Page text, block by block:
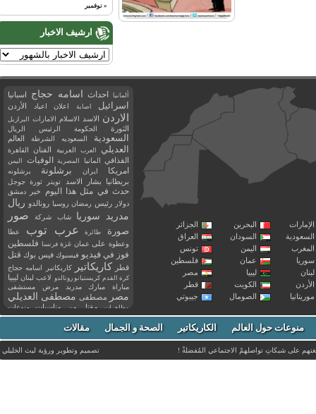
« نوفمبر
ارشيف الاخبار
البحرين
الجزائر
السودان
العراق
اليمن
تونس
عمان
فلسطين
ليبيا
مصر
الكويت
قطر
الصومال جيبوتي
ألمانيا احداث اسامه حجاج اسبانيا
اسرائيل اصابة اعلان اعياد الأردن
الاردن الاسد الاسلام الامارات البرازيل
الثورة الحكومة الرئيس الريال
السعودية السعوديه الشرطة العالم
العديلي العرب العربية الفنان القاهرة
القذافي المانيا المصرية الوفيات اليمن
امريكا ايران برشلونة برشلونه
بريطانيا بشار الاسد تويتر ثورة جوجل
حدث في مثل هذا اليوم خبر دمشق
دولار رئيس رمضان روسيا رونالدو ريال
مدريد
سوريا شاب شركة صور
صورة طائرة عرب توب
عطا
وعطوة على عمان غزة فرنسا فلسطين
فوز في فيديو فيسبوك فيس بوك قتل
قطر كاريكاتير كاريكاتير اسامه حجاج
كرة القدم كريستيانو رونالدو لاعب لبنان ليبيا
مباراة مبارك مدريد مرض مستشفى
مصر مصطفى مصطفى العديلي
مظاهرات مقتل من مناسبات
منوعات
مواليد
موت ميسي ميلان نادي نشر
وفاة وفيات يوتيوب منوعات حول العالم الكاريكاتير الصحة و الجمال مقالات
على شبكاتِ تواصلهمْ الاجتماعي المُفضلةْ ! تصميم وتطوير ورؤيةليث الخليلي